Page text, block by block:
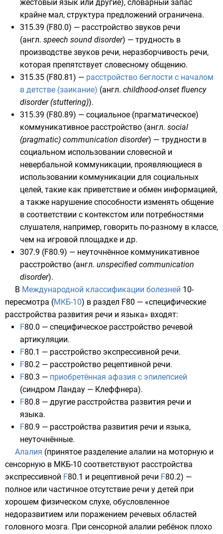
жестовый язык или другие), словарный запас
крайне мал, структура предложений ограничена.
315.39 (F80.0) — расстройство звуков речи
(англ. speech sound disorder) — трудность в
производстве звуков речи, неразборчивость речи,
которая препятствует словесному общению.
315.35 (F80.81) — расстройство беглости с началом
в детстве (заикание) (англ. childhood-onset fluency
disorder (stuttering)).
315.39 (F80.89) — социальное (прагматическое)
коммуникативное расстройство (англ. social
(pragmatic) communication disorder) — трудности в
социальном использовании словесной и
невербальной коммуникации, проявляющиеся в
использовании коммуникации для социальных
целей, такие как приветствие и обмен информацией,
а также нарушение способности изменять общение
в соответствии с контекстом или потребностями
слушателя, например, говорить по-разному в классе,
чем на игровой площадке и др.
307.9 (F80.9) — неуточнённое коммуникативное
расстройство (англ. unspecified communication
disorder).
В Международной классификации болезней 10-
пересмотра (МКБ-10) в раздел F80 — «специфические
расстройства развития речи и языка» входят:
F80.0 — специфическое расстройство речевой
артикуляции.
F80.1 — расстройство экспрессивной речи.
F80.2 — расстройство рецептивной речи.
F80.3 — приобретённая афазия с эпилепсией
(синдром Ландау — Клеффнера).
F80.8 — другие расстройства развития речи и
языка.
F80.9 — расстройства развития речи и языка,
неуточнённые.
Алалия (принятое разделение алалии на моторную и
сенсорную в МКБ-10 соответствуют расстройства
экспрессивной F80.1 и рецептивной речи F80.2) —
полное или частичное отсутствие речи у детей при
хорошем физическом слухе, обусловленное
недоразвитием или поражением речевых областей
головного мозга. При сенсорной алалии ребёнок плохо